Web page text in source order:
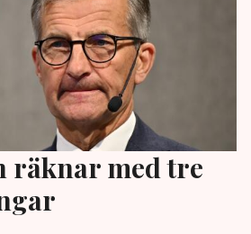
räknar med tre